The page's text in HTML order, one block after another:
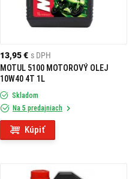
13,95 € s DPH
MOTUL 5100 MOTOROVÝ OLEJ
10W40 4T 1L
Skladom
Na 5 predajniach
Kúpiť